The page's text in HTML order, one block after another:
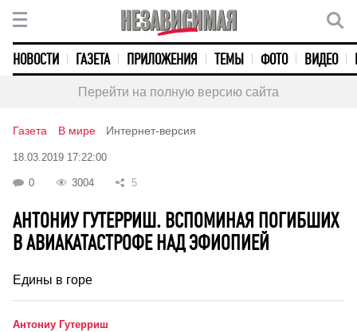
НОВОСТИ ГАЗЕТА ПРИЛОЖЕНИЯ ТЕМЫ ФОТО ВИДЕО
Перейти на полную версию сайта
Газета В мире Интернет-версия
18.03.2019 17:22:00
0 3004 5
АНТОНИУ ГУТЕРРИШ. ВСПОМИНАЯ ПОГИБШИХ
В АВИАКАТАСТРОФЕ НАД ЭФИОПИЕЙ
Едины в горе
Антониу Гутерриш